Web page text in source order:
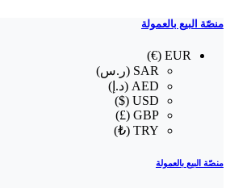
منصّة البيع بالعمولة
EUR (€)
SAR (ر.س)
AED (د.إ)
USD ($)
GBP (£)
TRY (₺)
منصّة البيع بالعمولة